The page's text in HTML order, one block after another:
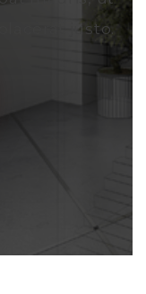
placerat justo.